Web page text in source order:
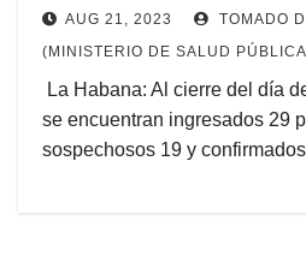
AUG 21, 2023
TOMADO
(MINISTERIO DE SALUD
La Habana: Al cierre del día
se encuentran ingresados 29
sospechosos 19 y